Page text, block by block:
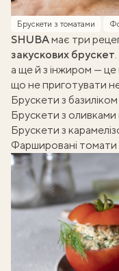
Брускети з томатами
SHUBAмає три
закускових брускет
а ще й з інжиром — це
що не приготувати
Брускети з
Брускети з
Брускети з
Фаршировані